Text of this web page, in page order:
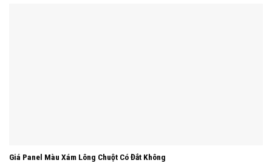
Giá Panel Màu Xám Lông Chuột Có Đắt Không